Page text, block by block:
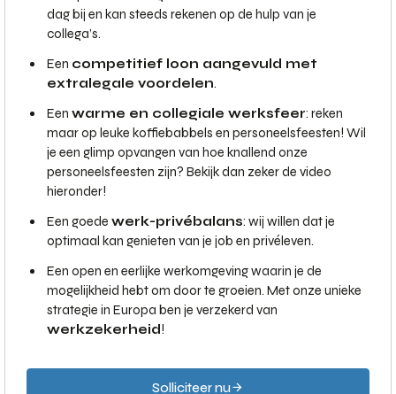
dag bij en kan steeds rekenen op de hulp van je
collega’s.
Een competitief loon aangevuld met
extralegale voordelen.
Een warme en collegiale werksfeer: reken
maar op leuke koffiebabbels en personeelsfeesten! Wil
je een glimp opvangen van hoe knallend onze
personeelsfeesten zijn? Bekijk dan zeker de video
hieronder!
Een goede werk-privébalans: wij willen dat je
optimaal kan genieten van je job en privéleven.
Een open en eerlijke werkomgeving waarin je de
mogelijkheid hebt om door te groeien. Met onze unieke
strategie in Europa ben je verzekerd van
werkzekerheid!
Solliciteer nu